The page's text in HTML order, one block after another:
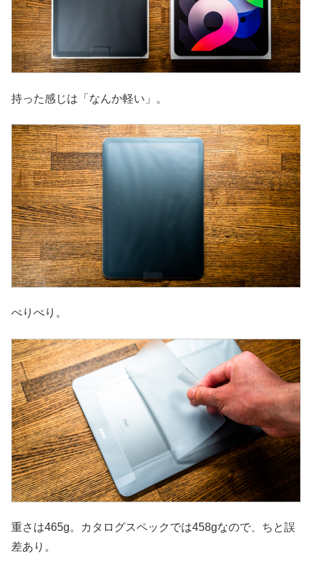
持った感じは「なんか軽い」。
ぺりぺり。
重さは465g。カタログスペックでは458gなので、ちと誤
差あり。